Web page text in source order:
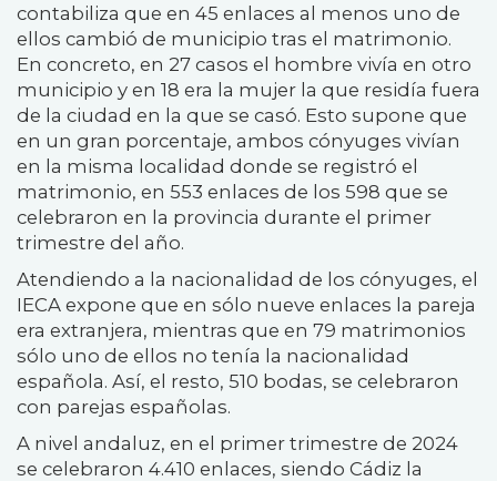
contabiliza que en 45 enlaces al menos uno de
ellos cambió de municipio tras el matrimonio.
En concreto, en 27 casos el hombre vivía en otro
municipio y en 18 era la mujer la que residía fuera
de la ciudad en la que se casó. Esto supone que
en un gran porcentaje, ambos cónyuges vivían
en la misma localidad donde se registró el
matrimonio, en 553 enlaces de los 598 que se
celebraron en la provincia durante el primer
trimestre del año.
Atendiendo a la nacionalidad de los cónyuges, el
IECA expone que en sólo nueve enlaces la pareja
era extranjera, mientras que en 79 matrimonios
sólo uno de ellos no tenía la nacionalidad
española. Así, el resto, 510 bodas, se celebraron
con parejas españolas.
A nivel andaluz, en el primer trimestre de 2024
se celebraron 4.410 enlaces, siendo Cádiz la